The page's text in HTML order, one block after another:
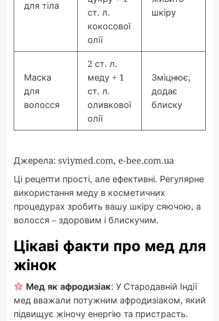
для тіла
ст. л.
кокосової
олії
шкіру
Маска
для
волосся
2 ст. л.
меду + 1
ст. л.
оливкової
олії
Зміцнює,
додає
блиску
Джерела: sviymed.com, e-bee.com.ua
Ці рецепти прості, але ефективні. Регулярне
використання меду в косметичних
процедурах зробить вашу шкіру сяючою, а
волосся – здоровим і блискучим.
Цікаві факти про мед для
жінок
Мед як афродизіак: У Стародавній Індії
мед вважали потужним афродизіаком, який
підвищує жіночу енергію та пристрасть.